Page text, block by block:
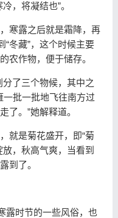
，将凝结也”。
露之后就是霜降，再
“冬藏”，这个时候主要
农作物，便于储存。
了三个物候，其中之
一批一批地飞往南方过
了。”她解释道。
是菊花盛开，即“菊
，秋高气爽，当看到
到了。
时节的一些风俗，也